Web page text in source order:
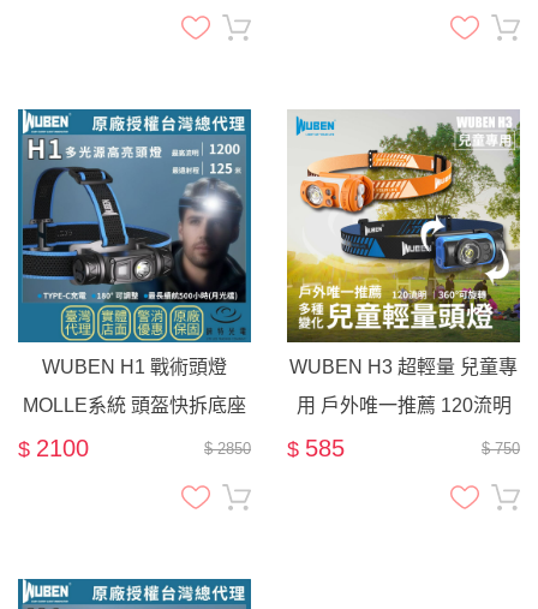
鍵 L型 工作燈
WUBEN H1 戰術頭燈
MOLLE系統 頭盔快拆底座
( 加購 ) 可裝在 墨魚干$ 2850
$ 2100
WUBEN H3 超輕量 兒童專
用 戶外唯一推薦 120流明
輕量頭燈 IP65防水等級$ 750
$ 585